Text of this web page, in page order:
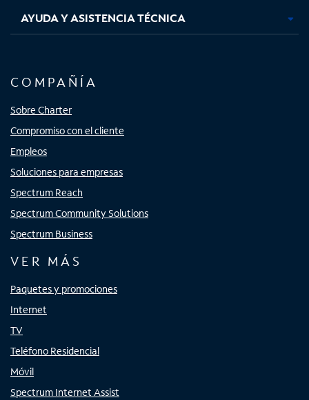
AYUDA Y ASISTENCIA TÉCNICA
COMPAÑÍA
Sobre Charter
Compromiso con el cliente
Empleos
Soluciones para empresas
Spectrum Reach
Spectrum Community Solutions
Spectrum Business
VER MÁS
Paquetes y promociones
Internet
TV
Teléfono Residencial
Móvil
Spectrum Internet Assist